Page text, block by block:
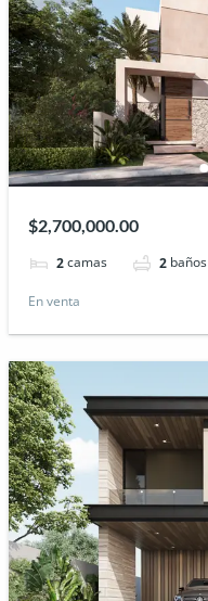
$2,700,000.00
2camas 2baños
En venta